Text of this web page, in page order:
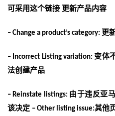
可采用这个链接 更新产品内容
– Change a product’s category: 更
– Incorrect Listing variation:变体
法创建产品
–Reinstate listings: 由于违反亚
该决定 – Other listing issue:其他